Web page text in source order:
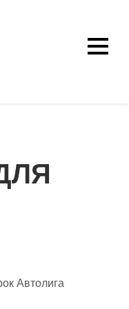
Автолига